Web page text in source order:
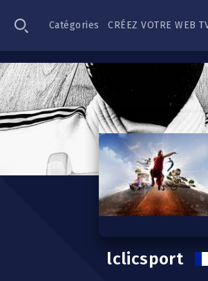
Catégories CRÉEZ VOTRE WEB
lclicsport